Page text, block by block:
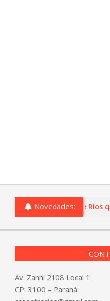
Novedades:
comercios de Entre Ríos
Av. Zanni 2108 Local 1
CP: 3100 – Paraná